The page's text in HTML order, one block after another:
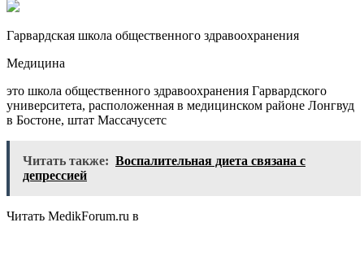
Гарвардская школа общественного здравоохранения
Медицина
это школа общественного здравоохранения Гарвардского
университета, расположенная в медицинском районе Лонгвуд
в Бостоне, штат Массачусетс
Читать также: Воспалительная диета связана с
депрессией
Читать MedikForum.ru в